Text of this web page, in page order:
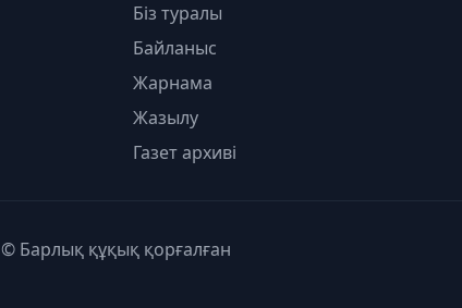
Біз туралы
Байланыс
Жарнама
Жазылу
Газет архиві
© Барлық құқық қорғалған